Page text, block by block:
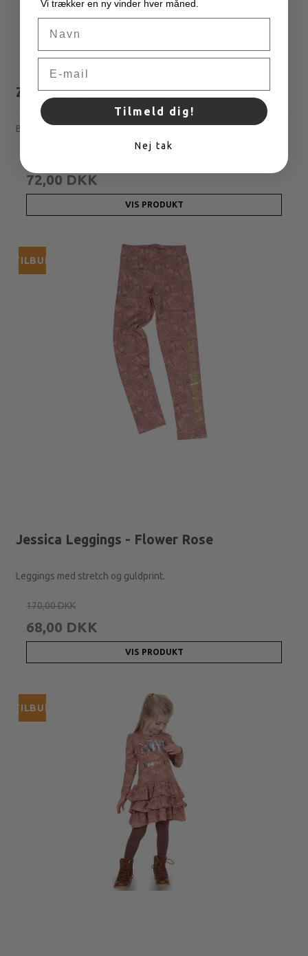
Zanni bluse - Flower Rose
Bluse med stretch. 95% bomuld / 5% ea.
72,00 DKK
VIS PRODUKT
TILBUD
Jessica Leggings - Flower Rose
Leggings med stretch og guldprint.
170,00 DKK
68,00 DKK
VIS PRODUKT
TILBUD
Vi trækker en ny vinder hver måned.
Tilmeld dig!
Nej tak